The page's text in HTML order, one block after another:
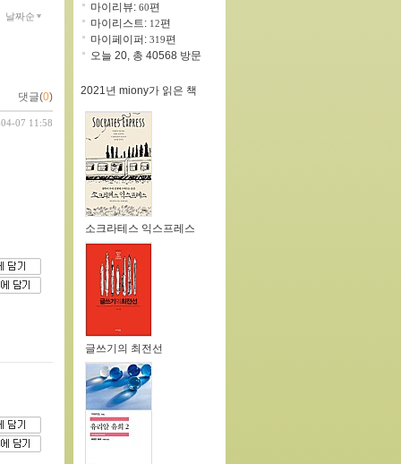
날짜순
댓글(0)
07 11:58
마이리뷰: 60편
마이리스트: 12편
마이페이퍼: 319편
오늘 20, 총 40568 방문
2021년 miony가 읽은 책
소크라테스 익스프레스
글쓰기의 최전선